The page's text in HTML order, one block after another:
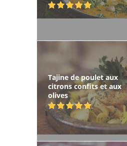
Tajine de poulet aux
citrons confits et aux
olives